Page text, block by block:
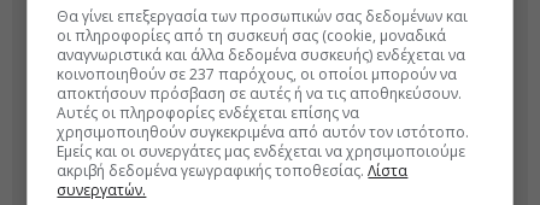
Θα γίνει επεξεργασία των προσωπικών σας δεδομένων και
οι πληροφορίες από τη συσκευή σας (cookie, μοναδικά
αναγνωριστικά και άλλα δεδομένα συσκευής) ενδέχεται να
κοινοποιηθούν σε 237 παρόχους, οι οποίοι μπορούν να
αποκτήσουν πρόσβαση σε αυτές ή να τις αποθηκεύσουν.
Αυτές οι πληροφορίες ενδέχεται επίσης να
χρησιμοποιηθούν συγκεκριμένα από αυτόν τον ιστότοπο.
Εμείς και οι συνεργάτες μας ενδέχεται να χρησιμοποιούμε
ακριβή δεδομένα γεωγραφικής τοποθεσίας.Λίστα
συνεργατών.